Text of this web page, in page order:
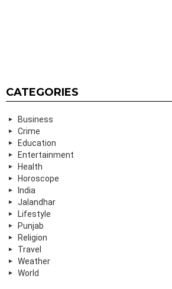
CATEGORIES
Business
Crime
Education
Entertainment
Health
Horoscope
India
Jalandhar
Lifestyle
Punjab
Religion
Travel
Weather
World